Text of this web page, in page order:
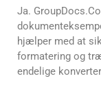
Ja.
hjælper med at
formatering og
endelige